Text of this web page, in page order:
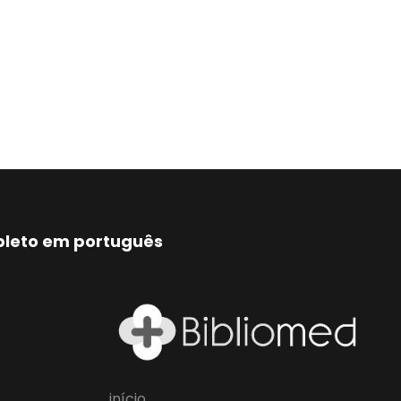
em português